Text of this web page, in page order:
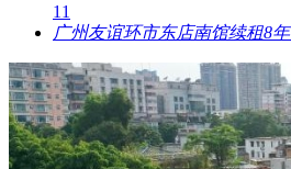
11
广州友谊环市东店南馆续租8年